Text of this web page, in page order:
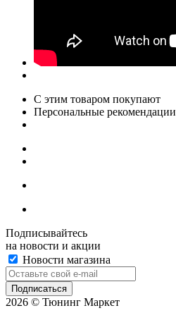
С этим товаром покупают
Персональные рекомендации
Подписывайтесь
на новости и акции
Новости магазина
2026 © Тюнинг Маркет